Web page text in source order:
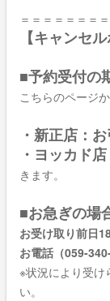
＝＝＝＝＝＝＝
【キャンセ
■予約受付の
こちらのページ
・新正店：
・ヨッカド
きます。
■お急ぎの場
お受け取り前日
お電話（059-
※状況により受け
い。